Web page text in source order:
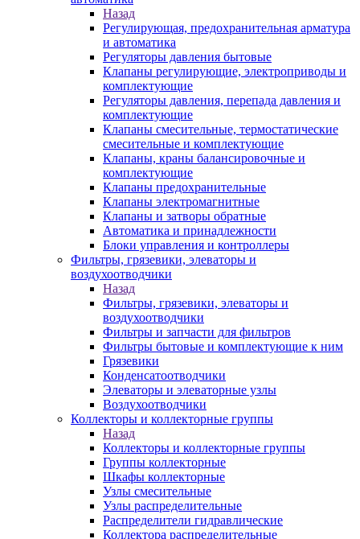
Назад
Регулирующая, предохранительная арматура
и автоматика
Регуляторы давления бытовые
Клапаны регулирующие, электроприводы и
комплектующие
Регуляторы давления, перепада давления и
комплектующие
Клапаны смесительные, термостатические
смесительные и комплектующие
Клапаны, краны балансировочные и
комплектующие
Клапаны предохранительные
Клапаны электромагнитные
Клапаны и затворы обратные
Автоматика и принадлежности
Блоки управления и контроллеры
Фильтры, грязевики, элеваторы и
воздухоотводчики
Назад
Фильтры, грязевики, элеваторы и
воздухоотводчики
Фильтры и запчасти для фильтров
Фильтры бытовые и комплектующие к ним
Грязевики
Конденсатоотводчики
Элеваторы и элеваторные узлы
Воздухоотводчики
Коллекторы и коллекторные группы
Назад
Коллекторы и коллекторные группы
Группы коллекторные
Шкафы коллекторные
Узлы смесительные
Узлы распределительные
Распределители гидравлические
Коллектора распределительные